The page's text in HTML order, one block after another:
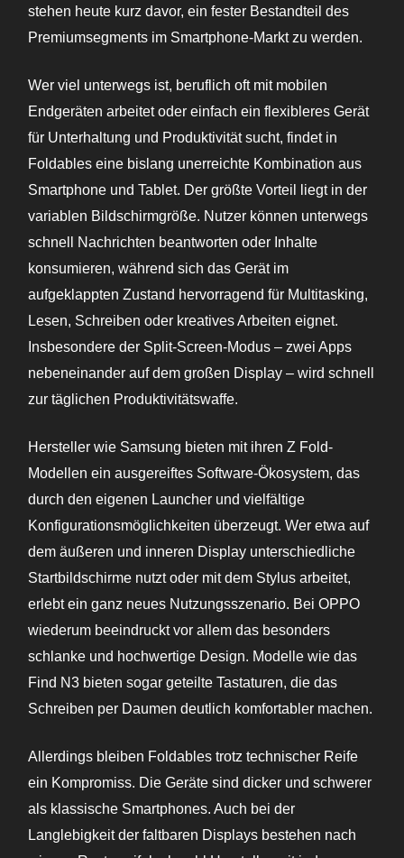
stehen heute kurz davor, ein fester Bestandteil des
Premiumsegments im Smartphone-Markt zu werden.
Wer viel unterwegs ist, beruflich oft mit mobilen
Endgeräten arbeitet oder einfach ein flexibleres Gerät
für Unterhaltung und Produktivität sucht, findet in
Foldables eine bislang unerreichte Kombination aus
Smartphone und Tablet. Der größte Vorteil liegt in der
variablen Bildschirmgröße. Nutzer können unterwegs
schnell Nachrichten beantworten oder Inhalte
konsumieren, während sich das Gerät im
aufgeklappten Zustand hervorragend für Multitasking,
Lesen, Schreiben oder kreatives Arbeiten eignet.
Insbesondere der Split-Screen-Modus – zwei Apps
nebeneinander auf dem großen Display – wird schnell
zur täglichen Produktivitätswaffe.
Hersteller wie Samsung bieten mit ihren Z Fold-
Modellen ein ausgereiftes Software-Ökosystem, das
durch den eigenen Launcher und vielfältige
Konfigurationsmöglichkeiten überzeugt. Wer etwa auf
dem äußeren und inneren Display unterschiedliche
Startbildschirme nutzt oder mit dem Stylus arbeitet,
erlebt ein ganz neues Nutzungsszenario. Bei OPPO
wiederum beeindruckt vor allem das besonders
schlanke und hochwertige Design. Modelle wie das
Find N3 bieten sogar geteilte Tastaturen, die das
Schreiben per Daumen deutlich komfortabler machen.
Allerdings bleiben Foldables trotz technischer Reife
ein Kompromiss. Die Geräte sind dicker und schwerer
als klassische Smartphones. Auch bei der
Langlebigkeit der faltbaren Displays bestehen nach